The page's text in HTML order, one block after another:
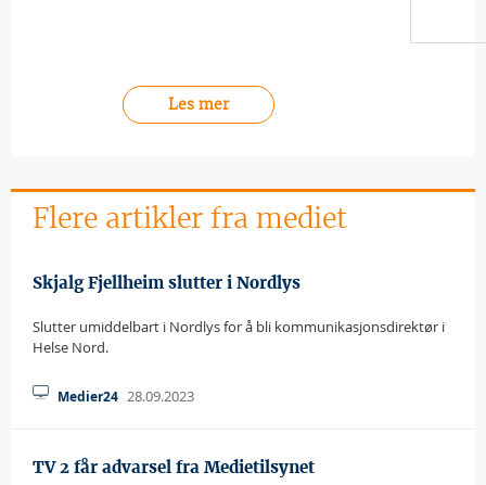
Les mer
Flere artikler fra mediet
Skjalg Fjellheim slutter i Nordlys
Slutter umiddelbart i Nordlys for å bli kommunikasjonsdirektør i
Helse Nord.
Medier24 28.09.2023
TV 2 får advarsel fra Medietilsynet